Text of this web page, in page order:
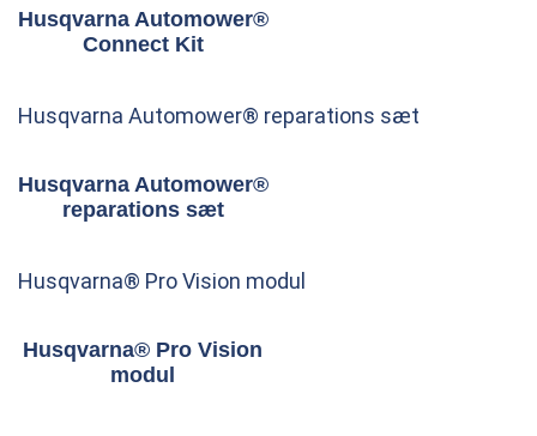
Husqvarna Automower®
Connect Kit
Husqvarna Automower® reparations sæt
Husqvarna Automower®
reparations sæt
Husqvarna® Pro Vision modul
Husqvarna® Pro Vision
modul